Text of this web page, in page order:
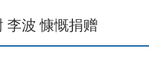
李波 慷慨捐赠